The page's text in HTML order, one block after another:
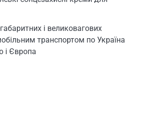
і великовагових
транспортом по Україна
і Європа